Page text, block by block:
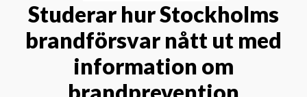
Studerar hur Stockholms
brandförsvar nått ut med
information om